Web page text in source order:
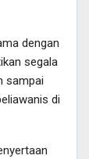
dengan
segala
sampai
di